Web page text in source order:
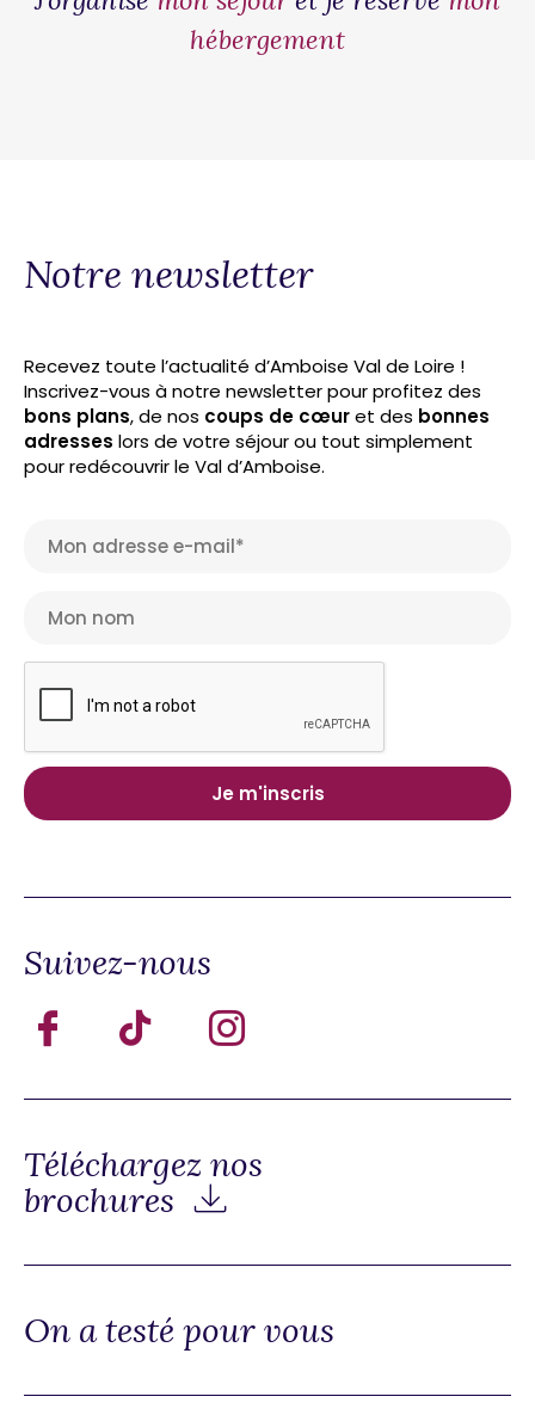
hébergement
Notre newsletter
Recevez toute l’actualité d’Amboise Val de Loire !
Inscrivez-vous à notre newsletter pour profitez des
bons plans, de nos coups de cœuret des bonnes
adresses lors de votre séjour ou tout simplement
pour redécouvrir le Val d’Amboise.
Suivez-nous
Téléchargez nos
brochures
On a testé pour vous